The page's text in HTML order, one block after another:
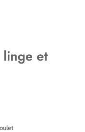
linge et